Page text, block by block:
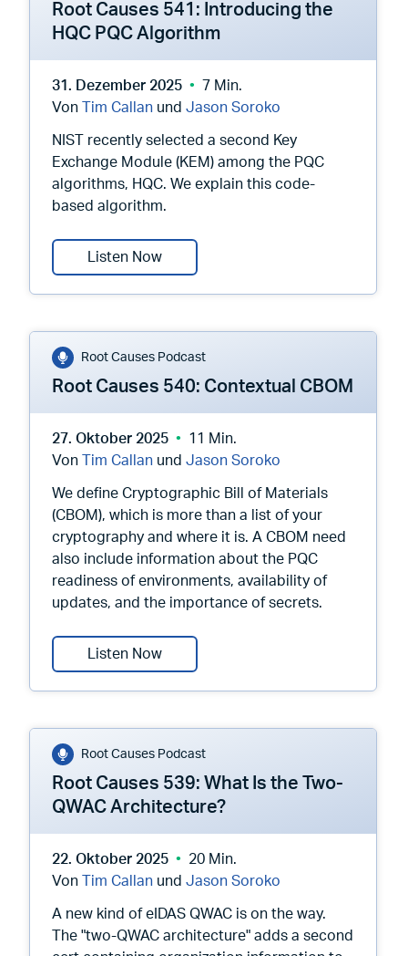
Root Causes 541: Introducing the
HQC PQC Algorithm
31. Dezember 2025
7 Min.
Von
Tim Callan und Jason Soroko
NIST recently selected a second Key
Exchange Module (KEM) among the PQC
algorithms, HQC. We explain this code-
based algorithm.
Listen NowRoot Causes 541: Introducing the
Root Causes Podcast
Root Causes 540: Contextual CBOM
27. Oktober 2025
11 Min.
Von
Tim Callan und Jason Soroko
We define Cryptographic Bill of Materials
(CBOM), which is more than a list of your
cryptography and where it is. A CBOM need
also include information about the PQC
readiness of environments, availability of
updates, and the importance of secrets.
Listen NowRoot Causes 540: Contextual CBOM
Root Causes Podcast
Root Causes 539: What Is the Two-
QWAC Architecture?
22. Oktober 2025
20 Min.
Von
Tim Callan und Jason Soroko
A new kind of eIDAS QWAC is on the way.
The "two-QWAC architecture" adds a second